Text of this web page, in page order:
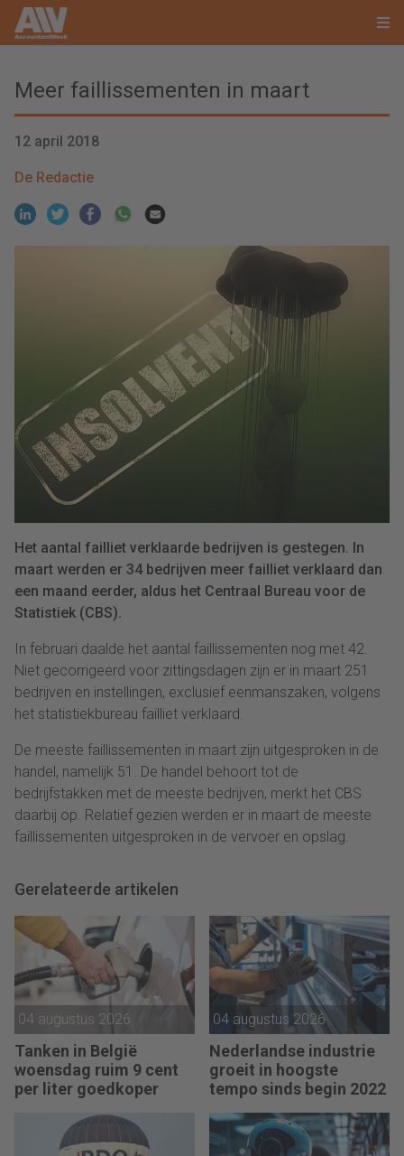
Meer faillissementen in maart
12 april 2018
De Redactie
Het aantal failliet verklaarde bedrijven is gestegen. In
maart werden er 34 bedrijven meer failliet verklaard dan
een maand eerder, aldus het Centraal Bureau voor de
Statistiek (CBS).
In februari daalde het aantal faillissementen nog met 42.
Niet gecorrigeerd voor zittingsdagen zijn er in maart 251
bedrijven en instellingen, exclusief eenmanszaken, volgens
het statistiekbureau failliet verklaard.
De meeste faillissementen in maart zijn uitgesproken in de
handel, namelijk 51. De handel behoort tot de
bedrijfstakken met de meeste bedrijven, merkt het CBS
daarbij op. Relatief gezien werden er in maart de meeste
faillissementen uitgesproken in de vervoer en opslag.
Gerelateerde artikelen
04 augustus 2026
Tanken in België
woensdag ruim 9 cent
per liter goedkoper
04 augustus 2026
Nederlandse industrie
groeit in hoogste
tempo sinds begin 2022